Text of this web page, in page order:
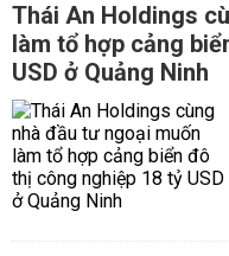
Thái An Holdings
làm tổ hợp cảng
USD ở Quảng Ninh